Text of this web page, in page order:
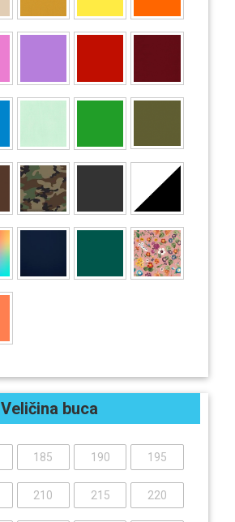
Veličina buca
185 190 195
210 215 220